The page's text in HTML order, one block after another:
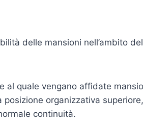
delle mansioni nell’ambito
al quale vengano affidate
posizione organizzativa
continuità.